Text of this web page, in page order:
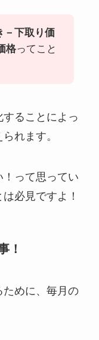
－下取り価
格ってこと
ることによっ
れます。
って思ってい
必見ですよ！
！
ために、毎月の